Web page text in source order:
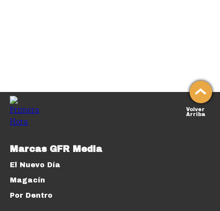
Volver
Arriba
Marcas GFR Media
El Nuevo Día
Magacín
Por Dentro